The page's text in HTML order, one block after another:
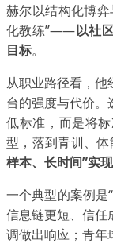
赫尔以结构化博
化教练”——以社
目标。
从职业路径看，
台的强度与代价。
低标准，而是将
型，落到青训、体
样本、长时间”实
一个典型的案例
信息链更短、信任
调做出响应；青年